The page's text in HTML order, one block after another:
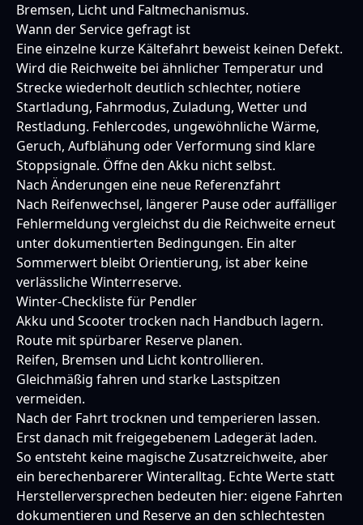
Bremsen, Licht und Faltmechanismus.
Wann der Service gefragt ist
Eine einzelne kurze Kältefahrt beweist keinen Defekt.
Wird die Reichweite bei ähnlicher Temperatur und
Strecke wiederholt deutlich schlechter, notiere
Startladung, Fahrmodus, Zuladung, Wetter und
Restladung. Fehlercodes, ungewöhnliche Wärme,
Geruch, Aufblähung oder Verformung sind klare
Stoppsignale. Öffne den Akku nicht selbst.
Nach Änderungen eine neue Referenzfahrt
Nach Reifenwechsel, längerer Pause oder auffälliger
Fehlermeldung vergleichst du die Reichweite erneut
unter dokumentierten Bedingungen. Ein alter
Sommerwert bleibt Orientierung, ist aber keine
verlässliche Winterreserve.
Winter-Checkliste für Pendler
Akku und Scooter trocken nach Handbuch lagern.
Route mit spürbarer Reserve planen.
Reifen, Bremsen und Licht kontrollieren.
Gleichmäßig fahren und starke Lastspitzen
vermeiden.
Nach der Fahrt trocknen und temperieren lassen.
Erst danach mit freigegebenem Ladegerät laden.
So entsteht keine magische Zusatzreichweite, aber
ein berechenbarerer Winteralltag. Echte Werte statt
Herstellerversprechen bedeuten hier: eigene Fahrten
dokumentieren und Reserve an den schlechtesten